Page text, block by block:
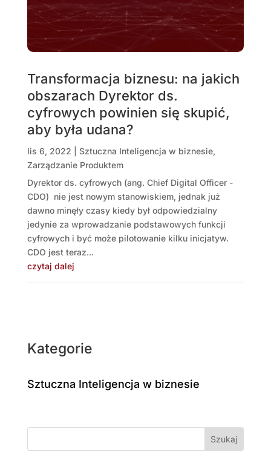
Transformacja biznesu: na jakich
obszarach Dyrektor ds.
cyfrowych powinien się skupić,
aby była udana?
lis 6, 2022 Sztuczna Inteligencja w biznesie,
Zarządzanie Produktem
Dyrektor ds. cyfrowych (ang. Chief Digital Officer -
CDO) nie jest nowym stanowiskiem, jednak już
dawno minęły czasy kiedy był odpowiedzialny
jedynie za wprowadzanie podstawowych funkcji
cyfrowych i być może pilotowanie kilku inicjatyw.
CDO jest teraz...
czytaj dalej
Kategorie
Sztuczna Inteligencja w biznesie